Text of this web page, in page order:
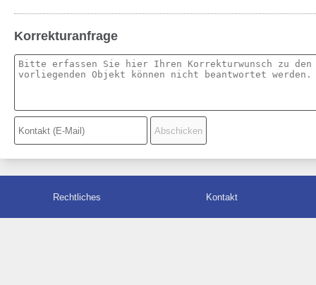
Korrekturanfrage
Rechtliches Kontakt